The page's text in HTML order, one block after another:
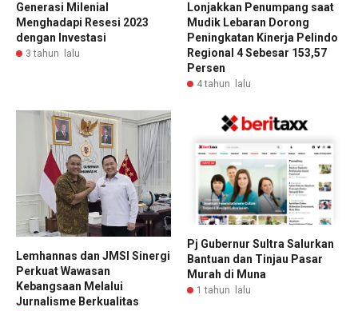
Generasi Milenial
Menghadapi Resesi 2023
dengan Investasi
3 tahun lalu
Lonjakkan Penumpang saat
Mudik Lebaran Dorong
Peningkatan Kinerja Pelindo
Regional 4 Sebesar 153,57
Persen
4 tahun lalu
Lemhannas dan JMSI Sinergi
Perkuat Wawasan
Kebangsaan Melalui
Jurnalisme Berkualitas
Pj Gubernur Sultra Salurkan
Bantuan dan Tinjau Pasar
Murah di Muna
1 tahun lalu